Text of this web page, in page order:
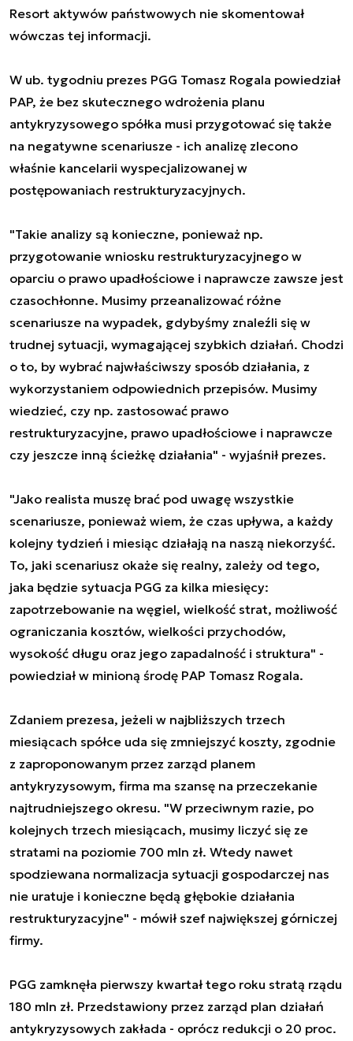
Resort aktywów państwowych nie skomentował
wówczas tej informacji.
W ub. tygodniu prezes PGG Tomasz Rogala powiedział
PAP, że bez skutecznego wdrożenia planu
antykryzysowego spółka musi przygotować się także
na negatywne scenariusze - ich analizę zlecono
właśnie kancelarii wyspecjalizowanej w
postępowaniach restrukturyzacyjnych.
"Takie analizy są konieczne, ponieważ np.
przygotowanie wniosku restrukturyzacyjnego w
oparciu o prawo upadłościowe i naprawcze zawsze jest
czasochłonne. Musimy przeanalizować różne
scenariusze na wypadek, gdybyśmy znaleźli się w
trudnej sytuacji, wymagającej szybkich działań. Chodzi
o to, by wybrać najwłaściwszy sposób działania, z
wykorzystaniem odpowiednich przepisów. Musimy
wiedzieć, czy np. zastosować prawo
restrukturyzacyjne, prawo upadłościowe i naprawcze
czy jeszcze inną ścieżkę działania" - wyjaśnił prezes.
"Jako realista muszę brać pod uwagę wszystkie
scenariusze, ponieważ wiem, że czas upływa, a każdy
kolejny tydzień i miesiąc działają na naszą niekorzyść.
To, jaki scenariusz okaże się realny, zależy od tego,
jaka będzie sytuacja PGG za kilka miesięcy:
zapotrzebowanie na węgiel, wielkość strat, możliwość
ograniczania kosztów, wielkości przychodów,
wysokość długu oraz jego zapadalność i struktura" -
powiedział w minioną środę PAP Tomasz Rogala.
Zdaniem prezesa, jeżeli w najbliższych trzech
miesiącach spółce uda się zmniejszyć koszty, zgodnie
z zaproponowanym przez zarząd planem
antykryzysowym, firma ma szansę na przeczekanie
najtrudniejszego okresu. "W przeciwnym razie, po
kolejnych trzech miesiącach, musimy liczyć się ze
stratami na poziomie 700 mln zł. Wtedy nawet
spodziewana normalizacja sytuacji gospodarczej nas
nie uratuje i konieczne będą głębokie działania
restrukturyzacyjne" - mówił szef największej górniczej
firmy.
PGG zamknęła pierwszy kwartał tego roku stratą rządu
180 mln zł. Przedstawiony przez zarząd plan działań
antykryzysowych zakłada - oprócz redukcji o 20 proc.